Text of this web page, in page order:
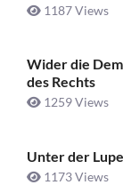
1187 Views
Wider die
des Rechts
1259 Views
Unter der
1173 Views